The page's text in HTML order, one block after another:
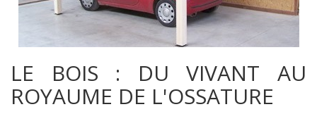
LE BOIS : DU VIVANT AU
ROYAUME DE L'OSSATURE